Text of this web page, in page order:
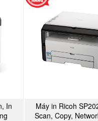
In
Máy in Ricoh
Scan, Copy,
MUA